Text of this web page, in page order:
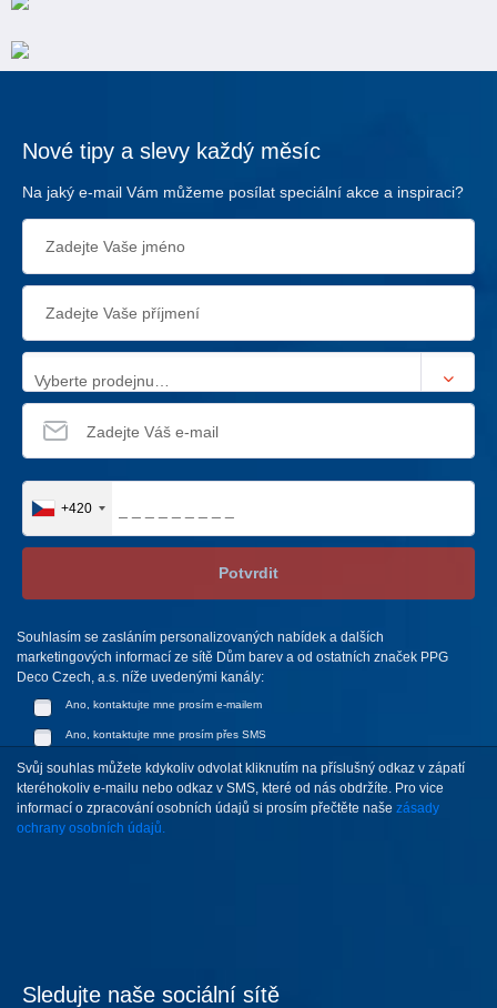
Nové tipy a slevy každý měsíc
Na jaký e-mail Vám můžeme posílat speciální akce a inspiraci?
Vyberte prodejnu…
+420
Potvrdit
Souhlasím se zasláním personalizovaných nabídek a dalších
marketingových informací ze sítě Dům barev a od ostatních značek PPG
Deco Czech, a.s. níže uvedenými kanály:
Ano, kontaktujte mne prosím e-mailem
Ano, kontaktujte mne prosím přes SMS
Svůj souhlas můžete kdykoliv odvolat kliknutím na příslušný odkaz v zápatí
kteréhokoliv e-mailu nebo odkaz v SMS, které od nás obdržíte. Pro vice
informací o zpracování osobních údajů si prosím přečtěte naše zásady
ochrany osobních údajů.
Sledujte naše sociální sítě